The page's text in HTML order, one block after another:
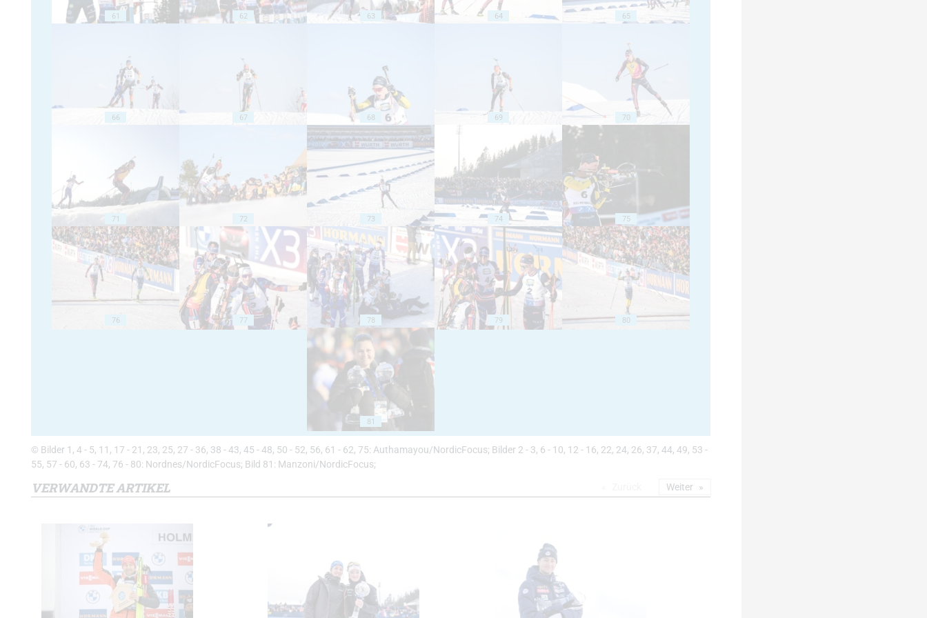
61 62 63 64 65
66 67 68 69 70
71 72 73 74 75
76 77 78 79 80
81
© Bilder 1, 4 - 5, 11, 17 - 21, 23, 25, 27 - 36, 38 - 43, 45 - 48, 50 - 52, 56, 61 - 62, 75: Authamayou/NordicFocus; Bilder 2 - 3, 6 - 10, 12 - 16, 22, 24, 26, 37, 44, 49, 53 -
55, 57 - 60, 63 - 74, 76 - 80: Nordnes/NordicFocus; Bild 81: Manzoni/NordicFocus;
VERWANDTE ARTIKEL Weiter